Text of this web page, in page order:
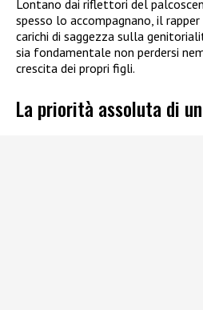
Lontano dai riflettori del
spesso lo accompagnano, il
carichi di saggezza sulla
sia fondamentale non perdersi
crescita dei propri figli.
La priorità assoluta di